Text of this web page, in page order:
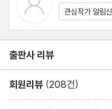
시대를 살았던 인물로, 사
당대의 인기 작가로서 큰
팔레스타인으로 망명한 이
이름이 세상에서 잊히게
한 재조명과 재평가가 이
관심작가 알림
출판사 리뷰
회원리뷰 (208건)